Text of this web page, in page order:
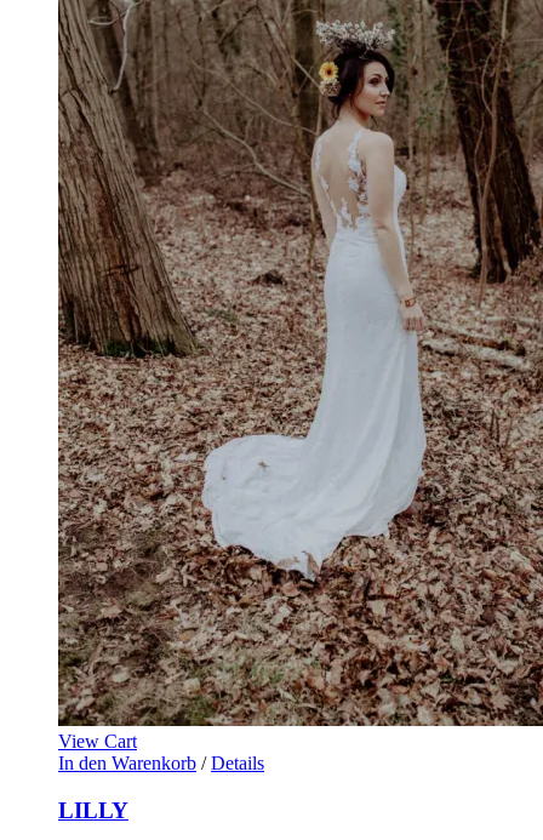
View Cart
In den Warenkorb / Details
LILLY